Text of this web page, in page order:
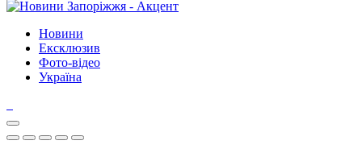
Новини
Ексклюзив
Фото-відео
Україна